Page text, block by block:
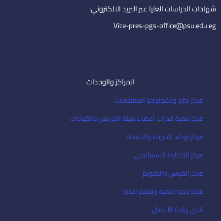
i
l
شهادات الدراسات العليا عبر البريد الالكتروني:
Vice-pres-pgs-office@psu.edu.eg
المراكز والوحدات
مركز نظم وتكنولوجيا المعلومات
مركز تنمية قدرات أعضاء هيئة التدريس والقيادات
مركز توكيد الجودة والاعتماد
مركز التخطيط الاستراتيجى
مركز القياس والتقويم
مركز محو الأمية وتعليم الكبار
نادى ريادة الأعمال